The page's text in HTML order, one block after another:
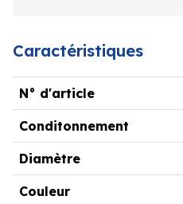
Caractéristiques
N° d'article
Conditonnement
Diamètre
Couleur